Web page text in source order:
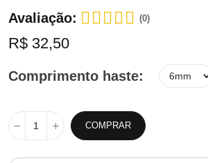
Avaliação:
(0)
R$ 32,50
Comprimento haste
COMPRAR